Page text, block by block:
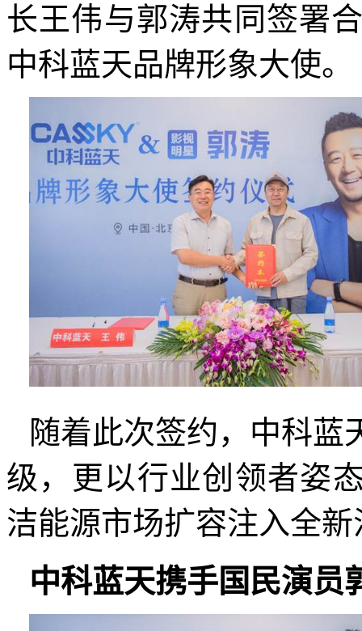
长王伟与郭涛共同签署
中科蓝天品牌形象大使。
随着此次签约，中科蓝
级，更以行业创领者姿
洁能源市场扩容注入全新
中科蓝天携手国民演员